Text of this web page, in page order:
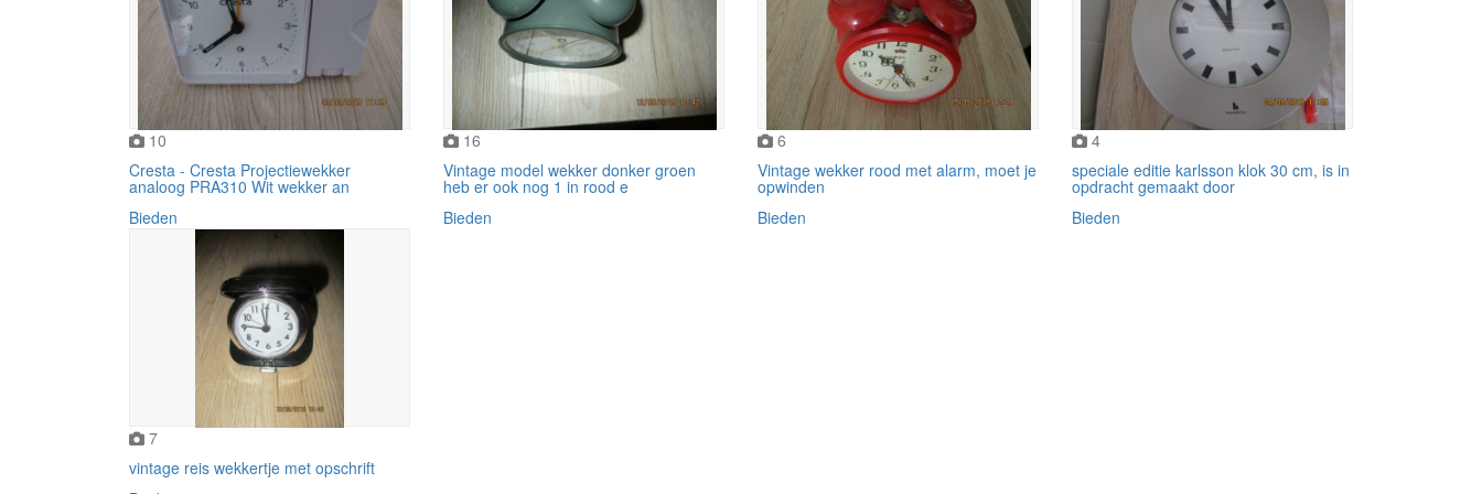
10
Cresta - Cresta Projectiewekker
analoog PRA310 Wit wekker an
Bieden
16
Vintage model wekker donker groen
heb er ook nog 1 in rood e
Bieden
6
Vintage wekker rood met alarm, moet je
opwinden
Bieden
4
speciale editie karlsson klok 30 cm, is in
opdracht gemaakt door
Bieden
7
vintage reis wekkertje met opschrift